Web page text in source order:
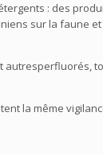
: des
sur la faune et
autresperfluorés,
la même